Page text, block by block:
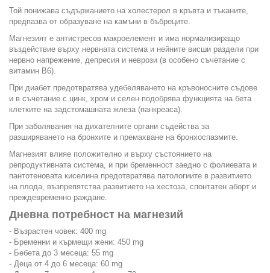
Той понижава съдържанието на холестерол в кръвта и тъканите,
предпазва от образуване на камъни в бъбреците.
Магнезият е антистресов макроелемент и има нормализиращо
въздействие върху нервната система и нейните висши раздели при
нервно напрежение, депресия и неврози (в особено съчетание с
витамин В6).
При диабет предотвратява удебеляването на кръвоносните съдове
и в съчетание с цинк, хром и селен подобрява функцията на бета
клетките на задстомашната жлеза (панкреаса).
При заболявания на дихателните органи съдейства за
разширяването на бронхите и премахване на бронхоспазмите.
Магнезият влияе положително и върху състоянието на
репродуктивната система, и при бременност заедно с фолиевата и
пантотеновата киселина предотвратява патологиите в развитието
на плода, възпрепятства развитието на хестоза, спонтатен аборт и
преждевременно раждане.
Дневна потребност на магнезий
- Възрастен човек: 400 mg
- Бременни и кърмещи жени: 450 mg
- Бебета до 3 месеца: 55 mg
- Деца от 4 до 6 месеца: 60 mg